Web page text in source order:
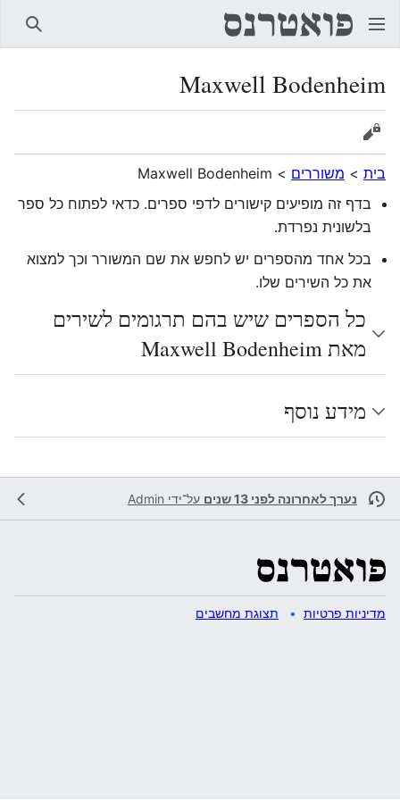
Maxwell Bodenheim
הצגת מקור
בית > משוררים >
Maxwell Bodenheim
בדף זה מופיעים קישורים לדפי ספרים. כדאי לפתוח כל ספר
בלשונית נפרדת.
בכל אחד מהספרים יש לחפש את שם המשורר וכך למצוא
את כל השירים שלו.
כל הספרים שיש בהם תרגומים לשירים
מאת Maxwell Bodenheim
מידע נוסף
נערך לאחרונה לפני 13 שנים על־ידי Admin
מדיניות פרטיות תצוגת מחשבים